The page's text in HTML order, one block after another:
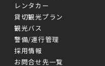
レンタカー
貸切観光プラン
観光バス
警備/運行管理
採用情報
お問合せ先一覧